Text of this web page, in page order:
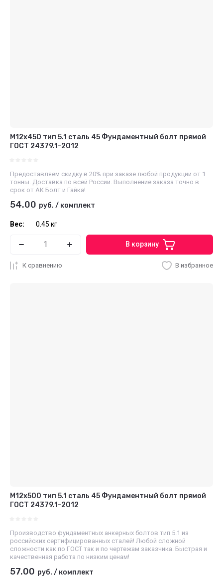
М12x450 тип 5.1 сталь 45 Фундаментный болт прямой
ГОСТ 24379.1-2012
Предоставляем скидку в 20% при заказе любой продукции от 1
тонны. Доставка по всей России. Выполнение заказа точно в
срок от АК Болт и Гайка!
54.00 руб. / комплект
Вес: 0.45 кг
В корзину
К сравнению В избранное
М12x500 тип 5.1 сталь 45 Фундаментный болт прямой
ГОСТ 24379.1-2012
Производство фундаментных анкерных болтов тип 5.1 из
российских сертифицированных сталей! Любой сложной
сложности как по ГОСТ так и по чертежам заказчика. Быстрая и
качественная работа по низким ценам!
57.00 руб. / комплект